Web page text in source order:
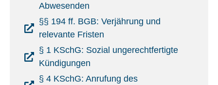
Abwesenden
§§ 194 ff. BGB: Verjährung und
relevante Fristen
§ 1 KSchG: Sozial ungerechtfertigte
Kündigungen
§ 4 KSchG: Anrufung des